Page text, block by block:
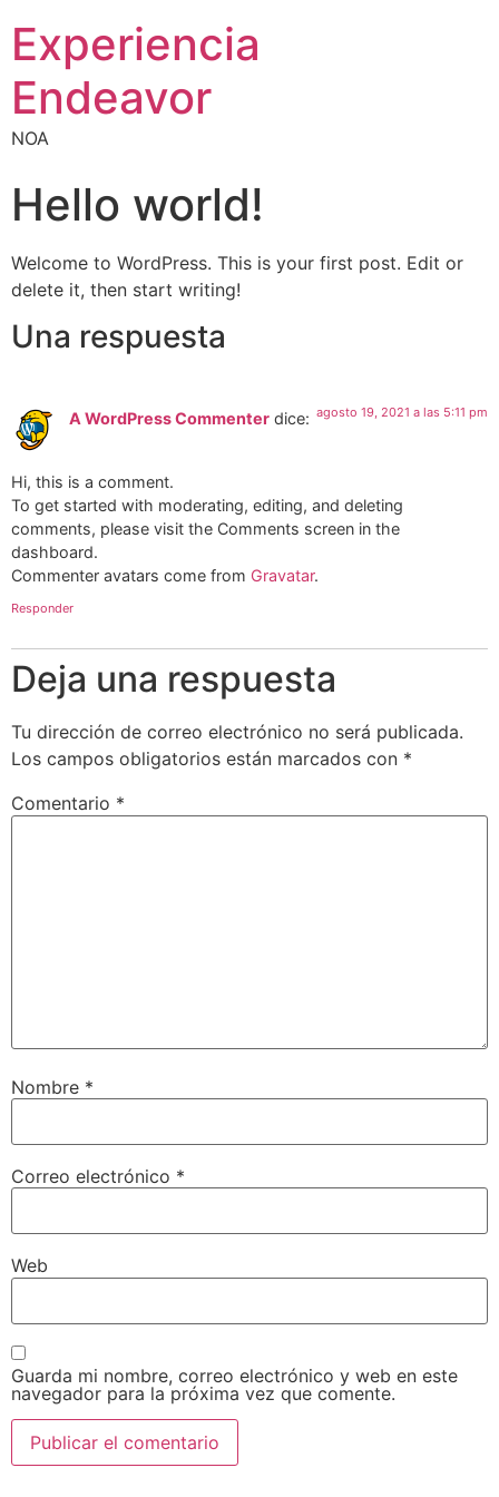
Experiencia
Endeavor
NOA
Hello world!
Welcome to WordPress. This is your first post. Edit or
delete it, then start writing!
Una respuesta
A WordPress Commenter dice: agosto 19, 2021 a las 5:11 pm
Hi, this is a comment.
To get started with moderating, editing, and deleting
comments, please visit the Comments screen in the
dashboard.
Commenter avatars come from Gravatar.
Responder
Deja una respuesta
Tu dirección de correo electrónico no será publicada.
Los campos obligatorios están marcados con *
Comentario *
Nombre *
Correo electrónico *
Web
Guarda mi nombre, correo electrónico y web en este
navegador para la próxima vez que comente.